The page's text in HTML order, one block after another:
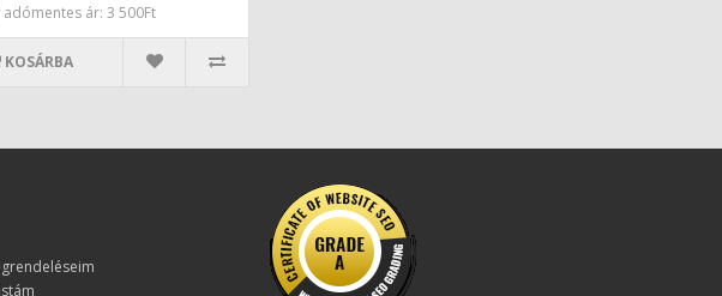
adómentes ár: 3 500Ft
KOSÁRBA